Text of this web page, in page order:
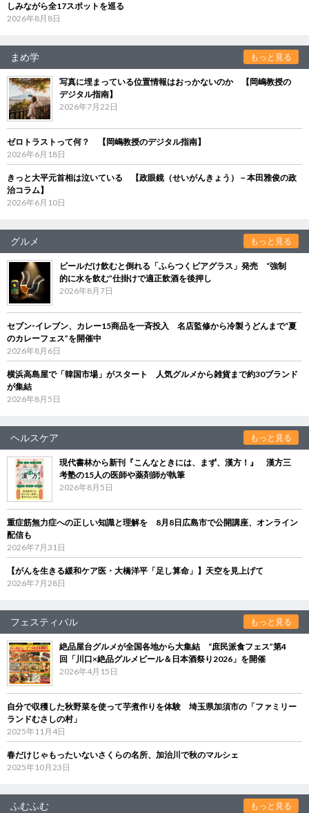
しみながら全17スポットを巡る
2026年8月8日
まめ学 もっと見る
写真に埋まっている位置情報はおっかないのか 【岡嶋教授の
デジタル指南】
2026年7月22日
ゼロトラストって何？ 【岡嶋教授のデジタル指南】
2026年6月18日
きっと大平元首相は泣いている 【政眼鏡（せいがんきょう）－本田雅俊の政
治コラム】
2026年6月10日
グルメ もっと見る
ビールだけ飲むと倒れる「ふらつくビアグラス」発売 “強制
的に水を飲む”仕掛けで適正飲酒を後押し
2026年8月7日
セブン‐イレブン、カレー15商品を一斉投入 名店監修から冷製うどんまで“夏
のカレーフェス”を開催中
2026年8月6日
横浜高島屋で「韓国市場」がスタート 人気グルメから雑貨まで約30ブランド
が集結
2026年8月5日
ヘルスケア もっと見る
現代書林から新刊『こんなときには、まず、漢方！』 漢方三
考塾の15人の医師や薬剤師が執筆
2026年8月5日
重症筋無力症への正しい知識と理解を 8月8日広島市で公開講座、オンライン
配信も
2026年7月31日
【がんを生きる緩和ケア医・大橋洋平「足し算命」】天空を見上げて
2026年7月28日
フェスティバル もっと見る
絶品屋台グルメが全国各地から大集結 “庶民派食フェス”第4
回「川口×絶品グルメビール＆日本酒祭り2026」を開催
2026年4月15日
自分で収穫した秋野菜を使って芋煮作りを体験 埼玉県加須市の「ファミリー
ランドむさしの村」
2025年11月4日
春だけじゃもったいないさくらの名所、加治川で秋のマルシェ
2025年10月23日
ふむふむ もっと見る